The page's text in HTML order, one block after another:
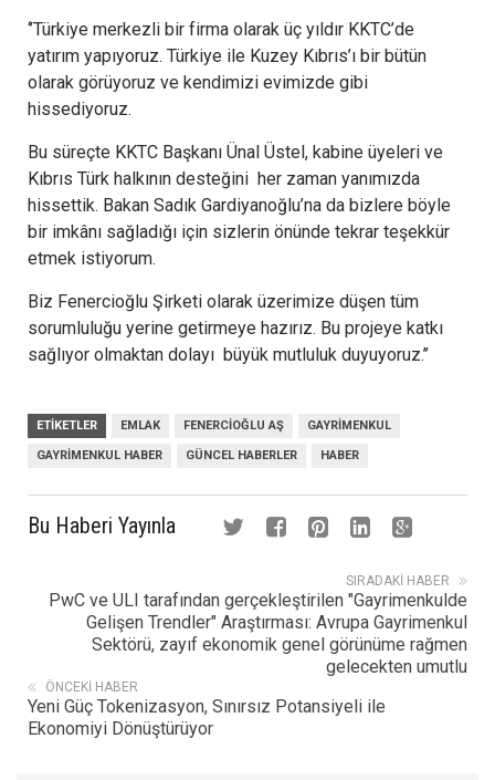
‘’Türkiye merkezli bir firma olarak üç yıldır KKTC’de
yatırım yapıyoruz. Türkiye ile Kuzey Kıbrıs’ı bir bütün
olarak görüyoruz ve kendimizi evimizde gibi
hissediyoruz.
Bu süreçte KKTC Başkanı Ünal Üstel, kabine üyeleri ve
Kıbrıs Türk halkının desteğini her zaman yanımızda
hissettik. Bakan Sadık Gardiyanoğlu’na da bizlere böyle
bir imkânı sağladığı için sizlerin önünde tekrar teşekkür
etmek istiyorum.
Biz Fenercioğlu Şirketi olarak üzerimize düşen tüm
sorumluluğu yerine getirmeye hazırız. Bu projeye katkı
sağlıyor olmaktan dolayı büyük mutluluk duyuyoruz.’’
ETIKETLER EMLAK FENERCIOĞLU AŞ GAYRIMENKUL
GAYRIMENKUL HABER GÜNCEL HABERLER HABER
Bu Haberi Yayınla
SIRADAKI HABER
PwC ve ULI tarafından gerçekleştirilen "Gayrimenkulde
Gelişen Trendler" Araştırması: Avrupa Gayrimenkul
Sektörü, zayıf ekonomik genel görünüme rağmen
gelecekten umutlu
ÖNCEKI HABER
Yeni Güç Tokenizasyon, Sınırsız Potansiyeli ile
Ekonomiyi Dönüştürüyor